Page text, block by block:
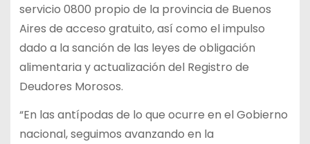
servicio 0800 propio de la provincia de Buenos
Aires de acceso gratuito, así como el impulso
dado a la sanción de las leyes de obligación
alimentaria y actualización del Registro de
Deudores Morosos.
“En las antípodas de lo que ocurre en el Gobierno
nacional, seguimos avanzando en la